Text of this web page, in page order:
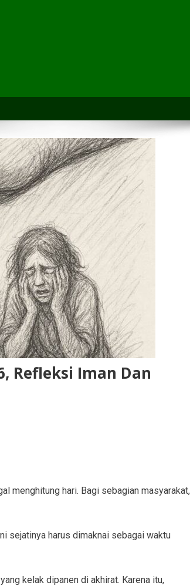
Refleksi Iman Dan
menghitung hari. Bagi sebagian masyarakat,
sejatinya harus dimaknai sebagai waktu
kelak dipanen di akhirat. Karena itu,